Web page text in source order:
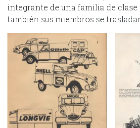
integrante de una familia de clase
también sus miembros se